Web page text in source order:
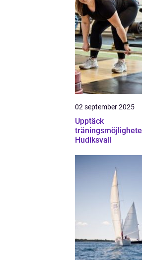
02 september 2025
Upptäck
Hudiksvall